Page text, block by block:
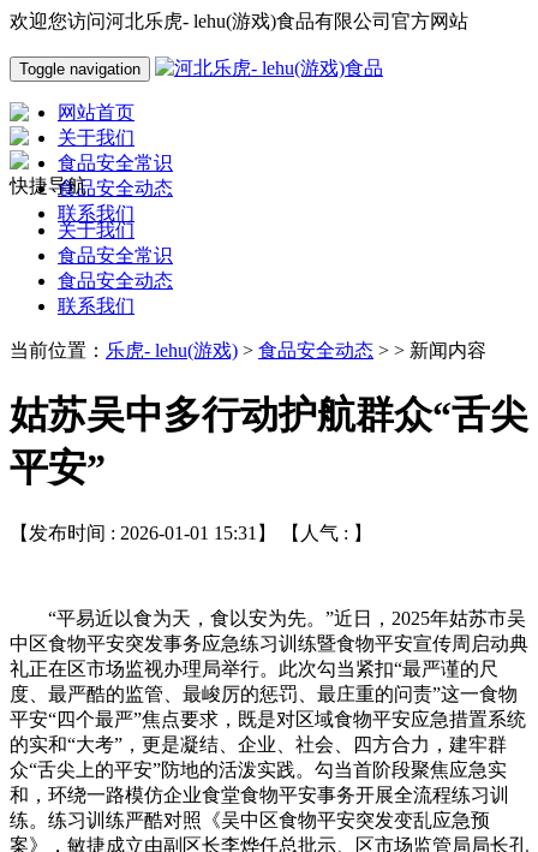
欢迎您访问河北乐虎- lehu(游戏)食品有限公司官方网站
Toggle navigation
网站首页
关于我们
食品安全常识
食品安全动态
联系我们
快捷导航
关于我们
食品安全常识
食品安全动态
联系我们
当前位置： 乐虎- lehu(游戏) > 食品安全动态 > > 新闻内容
姑苏吴中多行动护航群众“舌尖
平安”
【发布时间 : 2026-01-01 15:31】 【人气 : 】
“平易近以食为天，食以安为先。”近日，2025年姑苏市吴
中区食物平安突发事务应急练习训练暨食物平安宣传周启动典
礼正在区市场监视办理局举行。此次勾当紧扣“最严谨的尺
度、最严酷的监管、最峻厉的惩罚、最庄重的问责”这一食物
平安“四个最严”焦点要求，既是对区域食物平安应急措置系统
的实和“大考”，更是凝结、企业、社会、四方合力，建牢群
众“舌尖上的平安”防地的活泼实践。勾当首阶段聚焦应急实
和，环绕一路模仿企业食堂食物平安事务开展全流程练习训
练。练习训练严酷对照《吴中区食物平安突发变乱应急预
案》，敏捷成立由副区长李烨任总批示、区市场监管局局长孔